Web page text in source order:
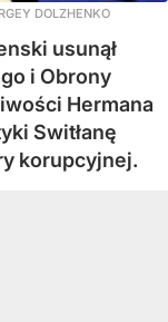
DOLZHENKO
usunął
i Obrony
Hermana
Switłanę
korupcyjnej.